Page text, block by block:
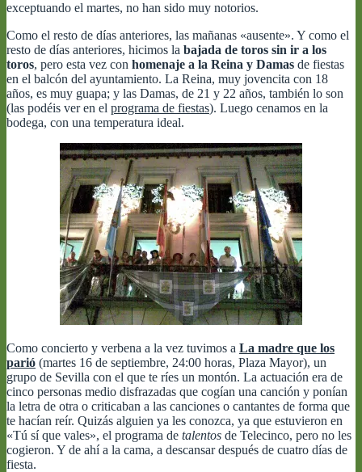
exceptuando el martes, no han sido muy notorios.
Como el resto de días anteriores, las mañanas «ausente». Y como el
resto de días anteriores, hicimos la bajada de toros sin ir a los
toros, pero esta vez con homenaje a la Reina y Damas de fiestas
en el balcón del ayuntamiento. La Reina, muy jovencita con 18
años, es muy guapa; y las Damas, de 21 y 22 años, también lo son
(las podéis ver en el programa de fiestas). Luego cenamos en la
bodega, con una temperatura ideal.
Como concierto y verbena a la vez tuvimos a La madre que los
parió (martes 16 de septiembre, 24:00 horas, Plaza Mayor), un
grupo de Sevilla con el que te ríes un montón. La actuación era de
cinco personas medio disfrazadas que cogían una canción y ponían
la letra de otra o criticaban a las canciones o cantantes de forma que
te hacían reír. Quizás alguien ya les conozca, ya que estuvieron en
«Tú sí que vales», el programa de talentos de Telecinco, pero no les
cogieron. Y de ahí a la cama, a descansar después de cuatro días de
fiesta.